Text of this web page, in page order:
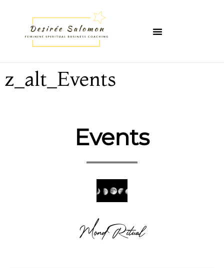
z_alt_Events
Events
Mond Ritual